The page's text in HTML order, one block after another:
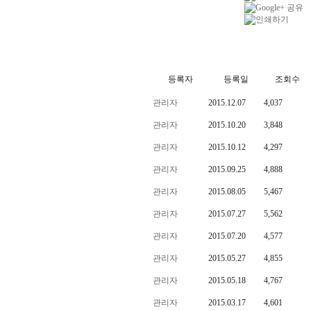
등록자 등록일 조회수
관리자 2015.12.07 4,037
관리자 2015.10.20 3,848
관리자 2015.10.12 4,297
관리자 2015.09.25 4,888
관리자 2015.08.05 5,467
관리자 2015.07.27 5,562
관리자 2015.07.20 4,577
관리자 2015.05.27 4,855
관리자 2015.05.18 4,767
관리자 2015.03.17 4,601